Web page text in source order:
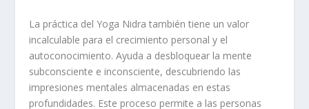
La práctica del Yoga Nidra también tiene un valor
incalculable para el crecimiento personal y el
autoconocimiento. Ayuda a desbloquear la mente
subconsciente e inconsciente, descubriendo las
impresiones mentales almacenadas en estas
profundidades. Este proceso permite a las personas